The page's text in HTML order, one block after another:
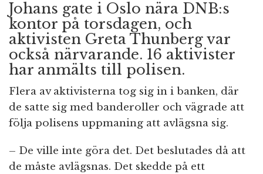
Johans gate i Oslo nära DNB:s
kontor på torsdagen, och
aktivisten Greta Thunberg var
också närvarande. 16 aktivister
har anmälts till polisen.
Flera av aktivisterna tog sig in i banken, där
de satte sig med banderoller och vägrade att
följa polisens uppmaning att avlägsna sig.
– De ville inte göra det. Det beslutades då att
de måste avlägsnas. Det skedde på ett